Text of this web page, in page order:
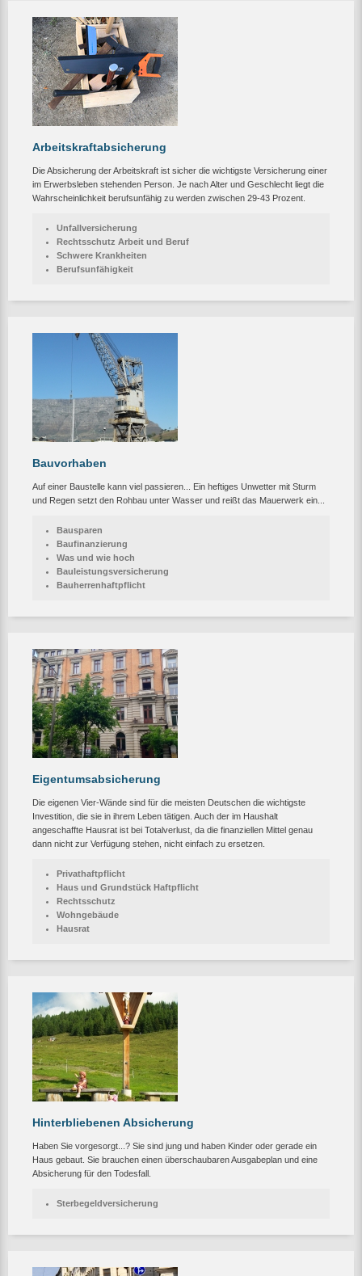
Arbeitskraftabsicherung
Die Absicherung der Arbeitskraft ist sicher die wichtigste Versicherung einer
im Erwerbsleben stehenden Person. Je nach Alter und Geschlecht liegt die
Wahrscheinlichkeit berufsunfähig zu werden zwischen 29-43 Prozent.
Unfallversicherung
Rechtsschutz Arbeit und Beruf
Schwere Krankheiten
Berufsunfähigkeit
Bauvorhaben
Auf einer Baustelle kann viel passieren... Ein heftiges Unwetter mit Sturm
und Regen setzt den Rohbau unter Wasser und reißt das Mauerwerk ein...
Bausparen
Baufinanzierung
Was und wie hoch
Bauleistungsversicherung
Bauherrenhaftpflicht
Eigentumsabsicherung
Die eigenen Vier-Wände sind für die meisten Deutschen die wichtigste
Investition, die sie in ihrem Leben tätigen. Auch der im Haushalt
angeschaffte Hausrat ist bei Totalverlust, da die finanziellen Mittel genau
dann nicht zur Verfügung stehen, nicht einfach zu ersetzen.
Privathaftpflicht
Haus und Grundstück Haftpflicht
Rechtsschutz
Wohngebäude
Hausrat
Hinterbliebenen Absicherung
Haben Sie vorgesorgt...? Sie sind jung und haben Kinder oder gerade ein
Haus gebaut. Sie brauchen einen überschaubaren Ausgabeplan und eine
Absicherung für den Todesfall.
Sterbegeldversicherung